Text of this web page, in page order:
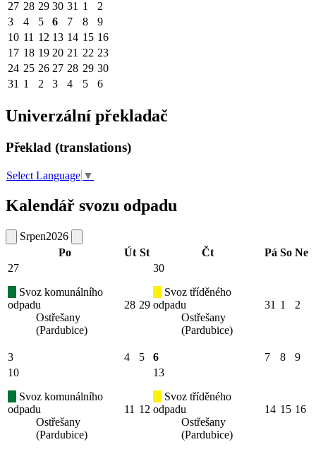
27 28 29 30 31 1
2
3
4 5 6 7 8
9
10 11 12 13 14 15 16
17 18 19 20 21 22 23
24 25 26 27 28 29 30
31 1 2 3 4 5 6
Univerzální překladač
Překlad (translations)
Select Language ▼
Kalendář svozu odpadu
Srpen2026
Po
Út St Čt Pá So Ne
27
Svoz komunálního
odpadu
Ostřešany
(Pardubice)
28 29
30
Svoz tříděného
odpadu
Ostřešany
(Pardubice)
31 1 2
3 4 5 6 7 8
9
10
Svoz komunálního
odpadu
Ostřešany
(Pardubice)
11 12
13
Svoz tříděného
odpadu
Ostřešany
(Pardubice)
14 15 16